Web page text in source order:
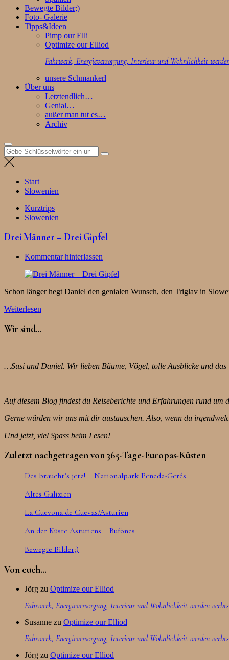
Bewegte Bilder;)
Foto- Galerie
Tipps&Ideen
Pimp our Elli
Optimize our Elliod
Fahrwerk, Energieversorgung, Interieur und Wohnlichkeit
unsere Schmankerl
Über uns
Letztendlich…
Genial…
außer man tut es…
Archiv
Suchen
nach:
Start
Slowenien
Kurztrips
Slowenien
Drei Männer – Drei Gipfel
Kommentar hinterlassen
Schon länger hegt Daniel den genialen Wunsch, den Triglav in
Weiterlesen
Wir sind…
…Susi und Daniel. Wir lieben Bäume, Vögel, tolle Ausblicke und
Auf diesem Blog findest du Reiseberichte und Erfahrungen rund
Gerne würden wir uns mit dir austauschen. Also, wenn du
Und jetzt, viel Spass beim Lesen!
Zuletzt nachgetragen von 365-Tage-Europas-Küsten
Des braucht’s jetz! – Nationalpark Peneda-Gerês
Altes Galizien
La Cuevona de Cuevas/Asturien
An der Küste Asturiens – Bufones
Bewegte Bilder;)
Von euch…
Jörg zu Optimize our Elliod
Fahrwerk, Energieversorgung, Interieur und Wohnlichkeit werden
Susanne zu Optimize our Elliod
Fahrwerk, Energieversorgung, Interieur und Wohnlichkeit werden
Jörg zu Optimize our Elliod